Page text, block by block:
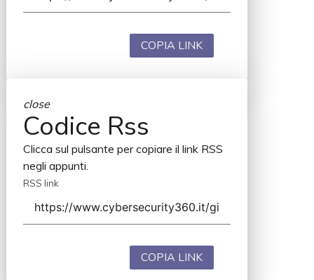
COPIA LINK
close
Codice Rss
Clicca sul pulsante per copiare il link RSS
negli appunti.
RSS link
COPIA LINK